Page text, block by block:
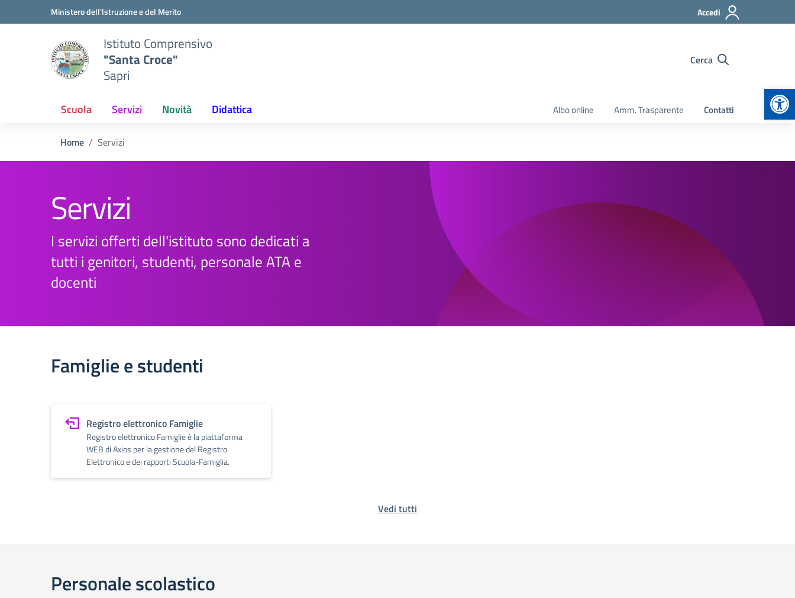
Vai ai contenuti
Vai al menu di navigazioneMinistero dell'Istruzione e del Merito Accedi
Istituto Comprensivo
"Santa Croce"
Sapri
Cerca
Scuola Servizi Novità Didattica Albo online Amm. Trasparente Contatti
Home Servizi
Servizi
I servizi offerti dell'istituto sono dedicati a
tutti i genitori, studenti, personale ATA e
docenti
Famiglie e studenti
Registro elettronico Famiglie
Registro elettronico Famiglie è la piattaforma
WEB di Axios per la gestione del Registro
Elettronico e dei rapporti Scuola-Famiglia.
Vedi tutti
Personale scolastico